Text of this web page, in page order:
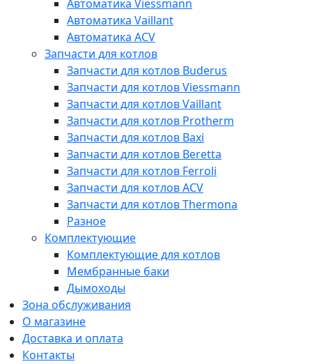
Автоматика Viessmann
Автоматика Vaillant
Автоматика ACV
Запчасти для котлов
Запчасти для котлов Buderus
Запчасти для котлов Viessmann
Запчасти для котлов Vaillant
Запчасти для котлов Protherm
Запчасти для котлов Baxi
Запчасти для котлов Beretta
Запчасти для котлов Ferroli
Запчасти для котлов ACV
Запчасти для котлов Thermona
Разное
Комплектующие
Комплектующие для котлов
Мембранные баки
Дымоходы
Зона обслуживания
О магазине
Доставка и оплата
Контакты